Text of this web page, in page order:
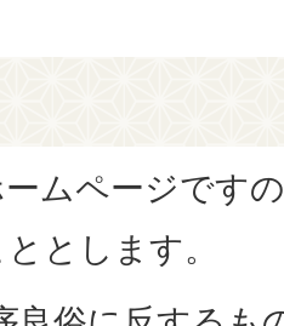
ムページです
とします。